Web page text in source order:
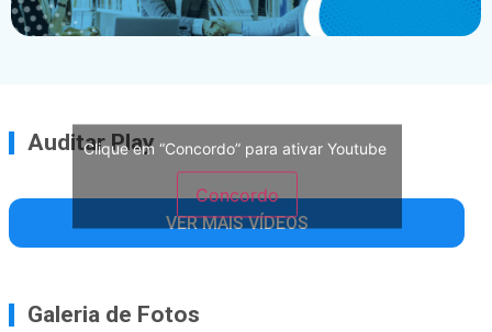
Auditar Play
Clique em “Concordo” para ativar Youtube
Concordo
VER MAIS VÍDEOS
Galeria de Fotos